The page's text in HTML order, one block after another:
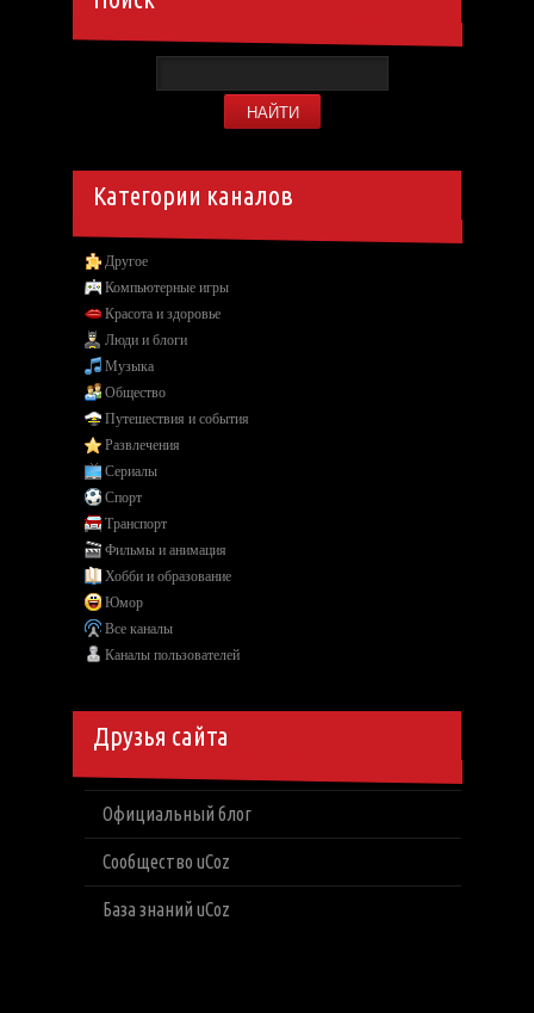
Категории каналов
Другое
Компьютерные игры
Красота и здоровье
Люди и блоги
Музыка
Общество
Путешествия и события
Развлечения
Сериалы
Спорт
Транспорт
Фильмы и анимация
Хобби и образование
Юмор
Все каналы
Каналы пользователей
Друзья сайта
Официальный блог
Сообщество uCoz
База знаний uCoz